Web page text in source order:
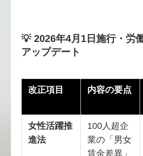
💡 2026年4月1日施行・労
アップデート
改正項目 内容の要点
女性活躍推
進法
100人超企
業の「男女
賃金差異」